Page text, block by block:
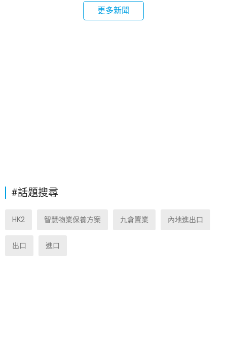
更多新聞
#話題搜尋
HK2 智慧物業保養方案 九倉置業 內地進出口
出口 進口